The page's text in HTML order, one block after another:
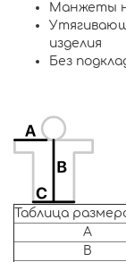
Манжеты
изделия
Без
Таблица
A
B